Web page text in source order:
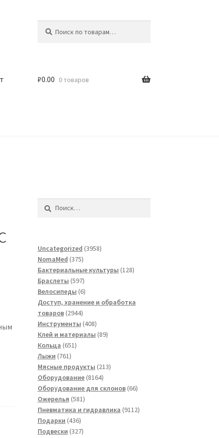
₽0.00 0 товаров
Uncategorized 39583958
NomaMed 375375
товаров
Бактериальные культуры 128128
Браслеты 597597
товаров
Велосипеды 66
товаров
Доступ, хранение и обработка
товаров 29442944
товара
Инструменты 408408
товаров
Клей и материалы 8989
Кольца 651651
Лыжи 761761
товар
Мясные продукты 213213
Оборудование 81648164
товара
Оборудование для склонов 6666
Ожерелья 581581
товар
Пневматика и гидравлика 91129112
Подарки 436436
товаров
Подвески 327327